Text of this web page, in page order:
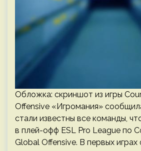
Обложка: скриншот из игры
Offensive «Игромания»
стали известны все команды,
в плей-офф ESL Pro League по
Global Offensive. В первых играх